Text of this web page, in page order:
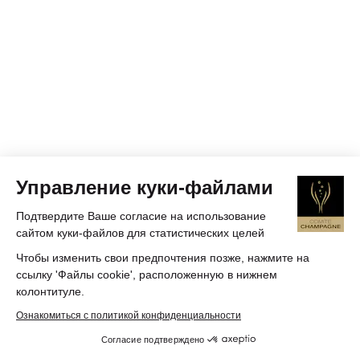
Управление куки-файлами
Подтвердите Ваше согласие на использование
сайтом куки-файлов для статистических целей
Чтобы изменить свои предпочтения позже, нажмите на
ссылку 'Файлы cookie', расположенную в нижнем
колонтитуле.
Ознакомиться с политикой конфиденциальности
Согласие подтверждено